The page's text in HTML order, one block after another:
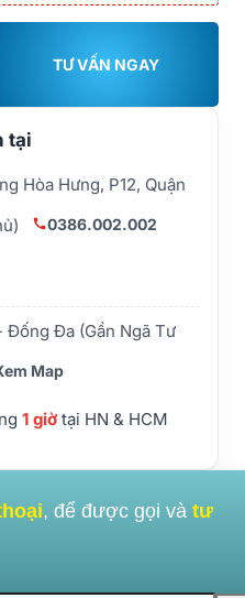
TƯ VẤN NGAY
tại
Hòa Hưng, P12, Quận
0386.002.002
Đống Đa (Gần Ngã Tư
Map
1 giờtại HN & HCM
, để được gọi và tư